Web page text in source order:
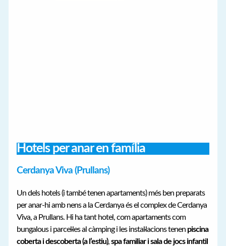
Hotels per anar en família
Cerdanya Viva (Prullans)
Un dels hotels (i també tenen apartaments) més ben preparats
per anar-hi amb nens a la Cerdanya és el complex de Cerdanya
Viva, a Prullans. Hi ha tant hotel, com apartaments com
bungalous i parcel·les al càmping i les instal·lacions tenen piscina
coberta i descoberta (a l’estiu),spa familiar i sala de jocs infantil